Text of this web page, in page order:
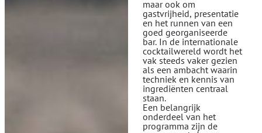
maar ook om
gastvrijheid, presentatie
en het runnen van een
goed georganiseerde
bar. In de internationale
cocktailwereld wordt het
vak steeds vaker gezien
als een ambacht waarin
techniek en kennis van
ingrediënten centraal
staan.
Een belangrijk
onderdeel van het
programma zijn de